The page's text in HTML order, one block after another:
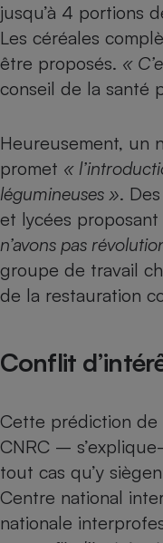
jusqu’à 4 portions
Les céréales
être proposés. «
conseil de la santé
Heureusement, un
promet «
légumineuses ».
et lycées
n’avons pas
groupe de travail
de la restauration
Conflit
Cette prédiction
CNRC –
tout cas qu’y
Centre national
nationale